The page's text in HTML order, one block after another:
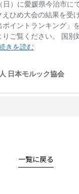
一覧に戻る